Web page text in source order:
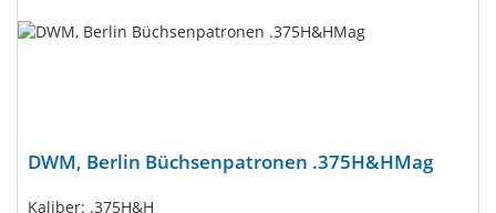
DWM, Berlin Büchsenpatronen .375H&HMag
Kaliber: .375H&H